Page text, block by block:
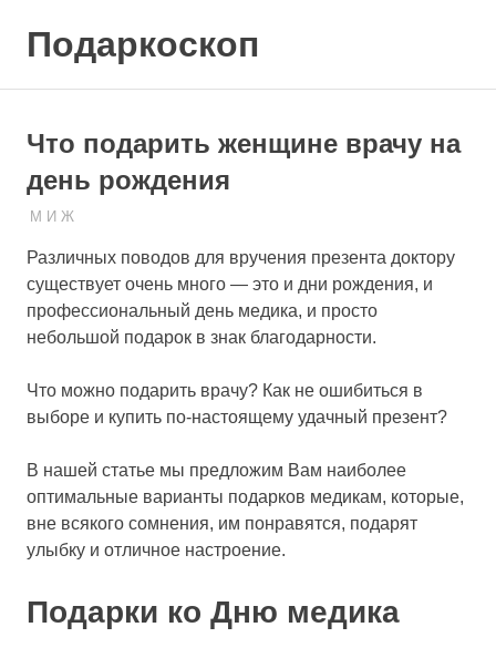
Подаркоскоп
подарить
Что подарить женщине врачу на
день рождения
21.03.2023
ПОДАРЧЕК
М И Ж
Различных поводов для вручения презента доктору
существует очень много — это и дни рождения, и
профессиональный день медика, и просто
небольшой подарок в знак благодарности.
Что можно подарить врачу? Как не ошибиться в
выборе и купить по-настоящему удачный презент?
В нашей статье мы предложим Вам наиболее
оптимальные варианты подарков медикам, которые,
вне всякого сомнения, им понравятся, подарят
улыбку и отличное настроение.
Подарки ко Дню медика